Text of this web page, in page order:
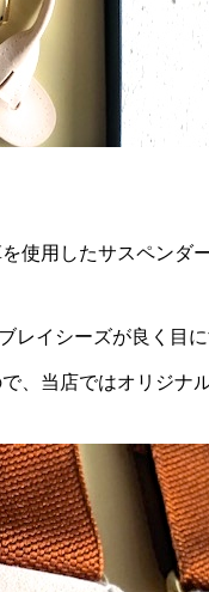
使用したサスペンダー
レイシーズが良く目
、当店ではオリジナ